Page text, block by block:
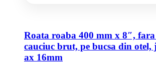
Roata roaba 400 mm x 8″,
cauciuc brut, pe bucsa din
ax 16mm